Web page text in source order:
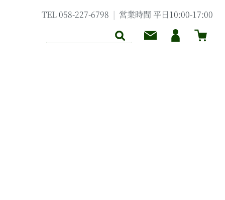
TEL 058-227-6798 営業時間 平日10:00-17:00